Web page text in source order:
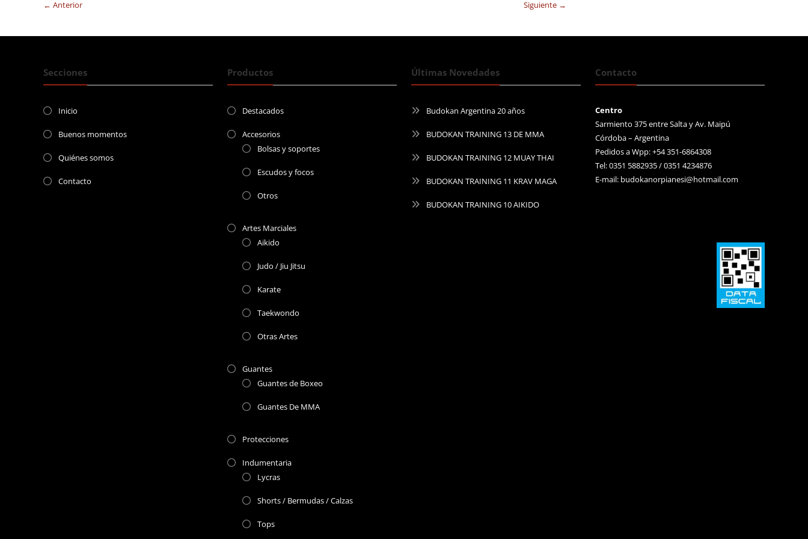
← Anterior Siguiente →
Secciones
Inicio
Buenos momentos
Quiénes somos
Contacto
Productos
Destacados
Accesorios
Bolsas y soportes
Escudos y focos
Otros
Artes Marciales
Aikido
Judo / Jiu Jitsu
Karate
Taekwondo
Otras Artes
Guantes
Guantes de Boxeo
Guantes De MMA
Protecciones
Indumentaria
Lycras
Shorts / Bermudas / Calzas
Tops
Últimas Novedades
Budokan Argentina 20 años
BUDOKAN TRAINING 13 DE MMA
BUDOKAN TRAINING 12 MUAY THAI
BUDOKAN TRAINING 11 KRAV MAGA
BUDOKAN TRAINING 10 AIKIDO
Contacto
Centro
Sarmiento 375 entre Salta y Av. Maipú
Córdoba – Argentina
Pedidos a Wpp: +54 351-6864308
Tel: 0351 5882935 / 0351 4234876
E-mail: budokanorpianesi@hotmail.com